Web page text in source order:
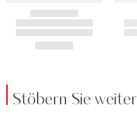
Stöbern Sie weiter